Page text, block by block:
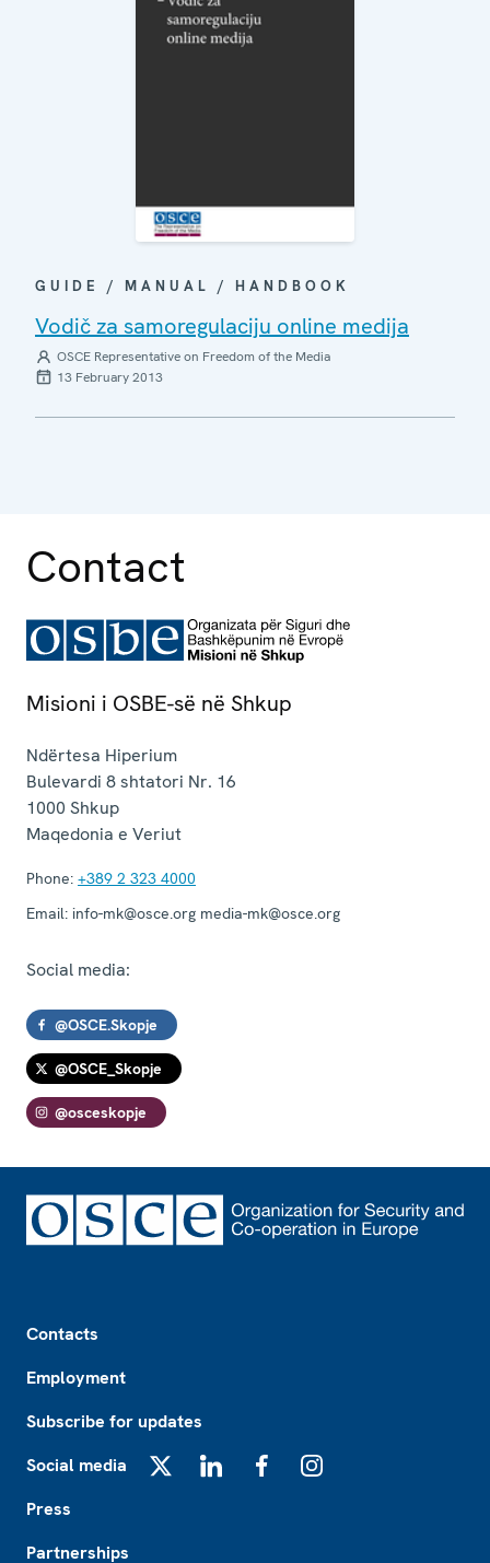
GUIDE / MANUAL / HANDBOOK
Vodič za samoregulaciju online medija
OSCE Representative on Freedom of the Media
13 February 2013
Contact
Misioni i OSBE-së në Shkup
Ndërtesa Hiperium
Bulevardi 8 shtatori Nr. 16
1000 Shkup
Maqedonia e Veriut
Phone: +389 2 323 4000
Email: info-mk@osce.org media-mk@osce.org
Social media:
@OSCE.Skopje
@OSCE_Skopje
@osceskopje
Contacts
Employment
Subscribe for updates
Social media
Press
Partnerships